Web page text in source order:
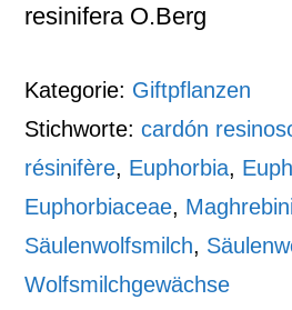
resinifera O.Berg
Kategorie: Giftpflanzen
Stichworte:cardón
résinifère, Euphorbia,
Euphorbiaceae,
Säulenwolfsmilch,
Wolfsmilchgewächse